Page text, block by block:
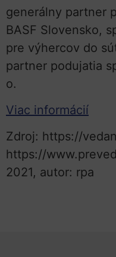
generálny partner
BASF Slovensko,
pre výhercov do
partner podujatia
o.
Viac informácií
Zdroj: https://
https://
2021, autor: rpa